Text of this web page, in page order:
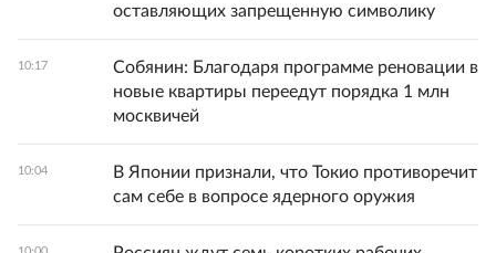
оставляющих запрещенную символику
10:17
Собянин: Благодаря программе реновации в
новые квартиры переедут порядка 1 млн
москвичей
10:04
В Японии признали, что Токио противоречит
сам себе в вопросе ядерного оружия